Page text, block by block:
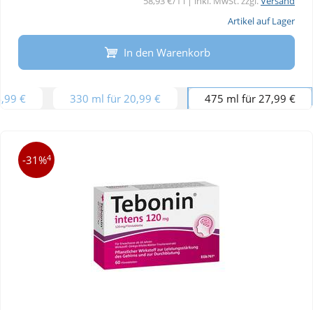
Artikel auf Lager
In den Warenkorb
€ 330 ml für 20,99 € 475 ml für 27,99 €
-31%4